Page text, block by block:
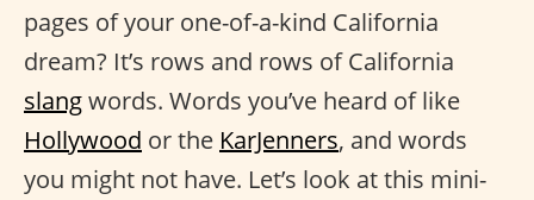
pages of your one-of-a-kind California
dream? It’s rows and rows of California
slangwords. Words you’ve heard of like
Hollywood or the KarJenners, and words
you might not have. Let’s look at this mini-